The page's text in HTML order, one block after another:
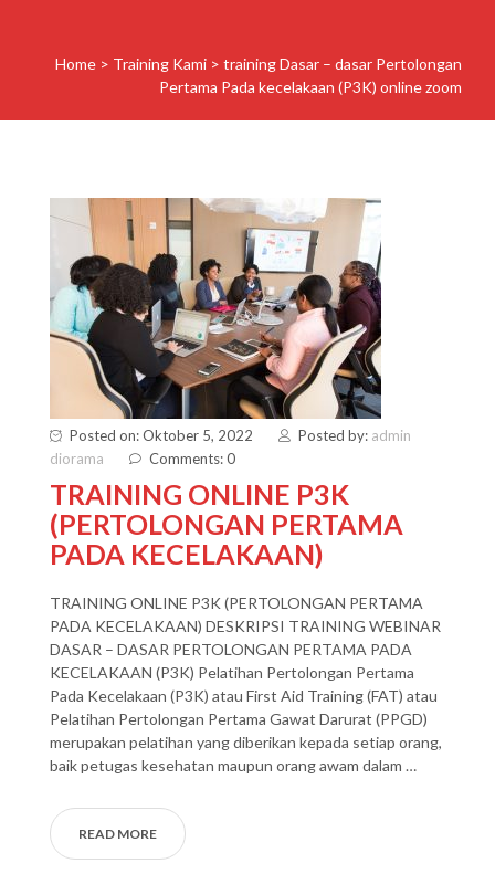
Home > Training Kami > training Dasar – dasar Pertolongan
Pertama Pada kecelakaan (P3K) online zoom
Posted on: Oktober 5, 2022 Posted by: admin
diorama
Comments: 0
TRAINING ONLINE P3K
(PERTOLONGAN PERTAMA
PADA KECELAKAAN)
TRAINING ONLINE P3K (PERTOLONGAN PERTAMA
PADA KECELAKAAN) DESKRIPSI TRAINING WEBINAR
DASAR – DASAR PERTOLONGAN PERTAMA PADA
KECELAKAAN (P3K) Pelatihan Pertolongan Pertama
Pada Kecelakaan (P3K) atau First Aid Training (FAT) atau
Pelatihan Pertolongan Pertama Gawat Darurat (PPGD)
merupakan pelatihan yang diberikan kepada setiap orang,
baik petugas kesehatan maupun orang awam dalam …
READ MORE